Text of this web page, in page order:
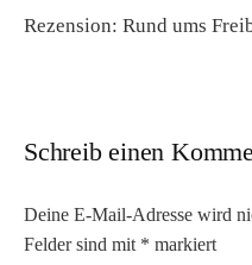
Rezension: Rund ums
Schreib einen
Deine E-Mail-Adresse wird
Felder sind mit * markiert